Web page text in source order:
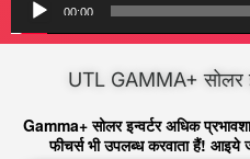
00:00
UTL GAMMA+ सोलर
Gamma+ सोलर इन्वर्टर अधिक
फीचर्स भी उपलब्ध करवाता हैं! आइये